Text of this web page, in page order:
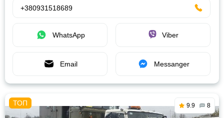
+380931518689
WhatsApp Viber
Email Messanger
9.9 8